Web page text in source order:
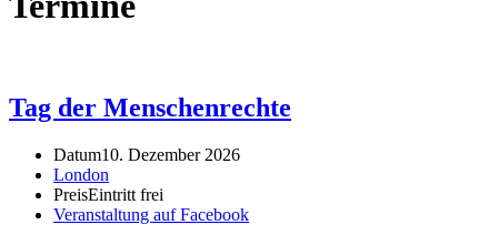
Tag der Menschenrechte
Datum10. Dezember 2026
London
PreisEintritt frei
Veranstaltung auf Facebook